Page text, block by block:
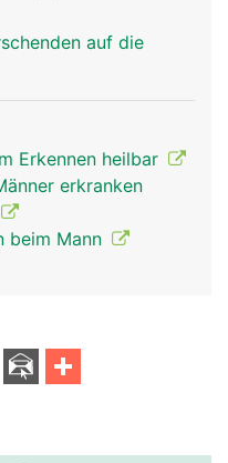
auf die
Erkennen heilbar
erkranken
beim Mann